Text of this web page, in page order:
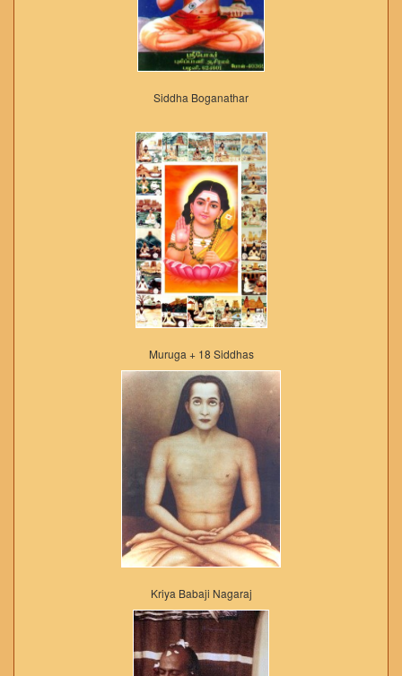
Siddha Boganathar
Muruga + 18 Siddhas
Kriya Babaji Nagaraj